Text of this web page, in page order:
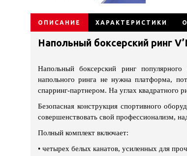
ОПИСАНИЕ ХАРАКТЕРИСТИКИ
Напольный боксерский ринг
Напольный боксерский ринг
напольного ринга не нужна платформа,
спарринг-партнером. На углах квадратного
Безопасная конструкция спортивного
совершенствовать свой профессионализм,
Полный комплект включает:
• четырех белых канатов, усиленных для